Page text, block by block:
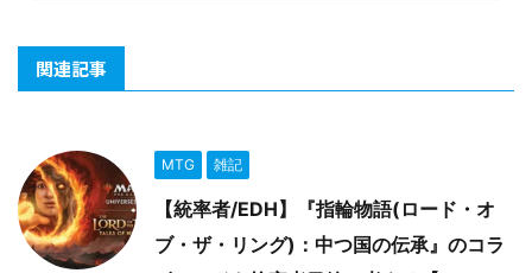
関連記事
MTG 雑記
【統率者/EDH】『指輪物語(ロード・オ
ブ・ザ・リング)：中つ国の伝承』のコラ